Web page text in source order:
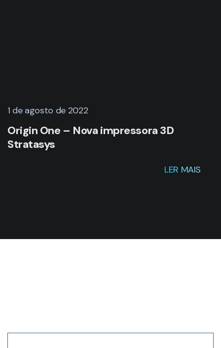
1 de agosto de 2022
Origin One – Nova impressora 3D
Stratasys
LER MAIS